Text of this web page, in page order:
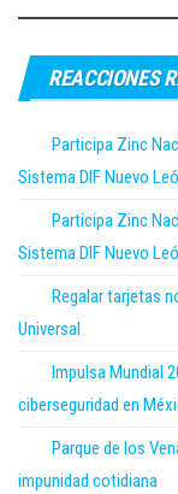
REACCIONES
Participa Zinc
Sistema DIF Nuevo
Participa Zinc
Sistema DIF Nuevo
Regalar tarjetas
Universal
Impulsa Mundial
ciberseguridad en
Parque de los
impunidad cotidiana